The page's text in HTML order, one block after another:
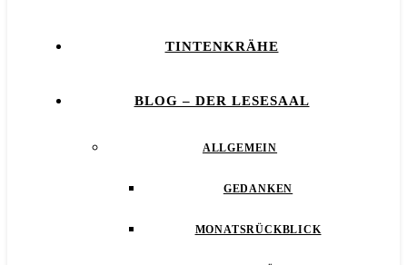
TINTENKRÄHE
BLOG – DER LESESAAL
ALLGEMEIN
GEDANKEN
MONATSRÜCKBLICK